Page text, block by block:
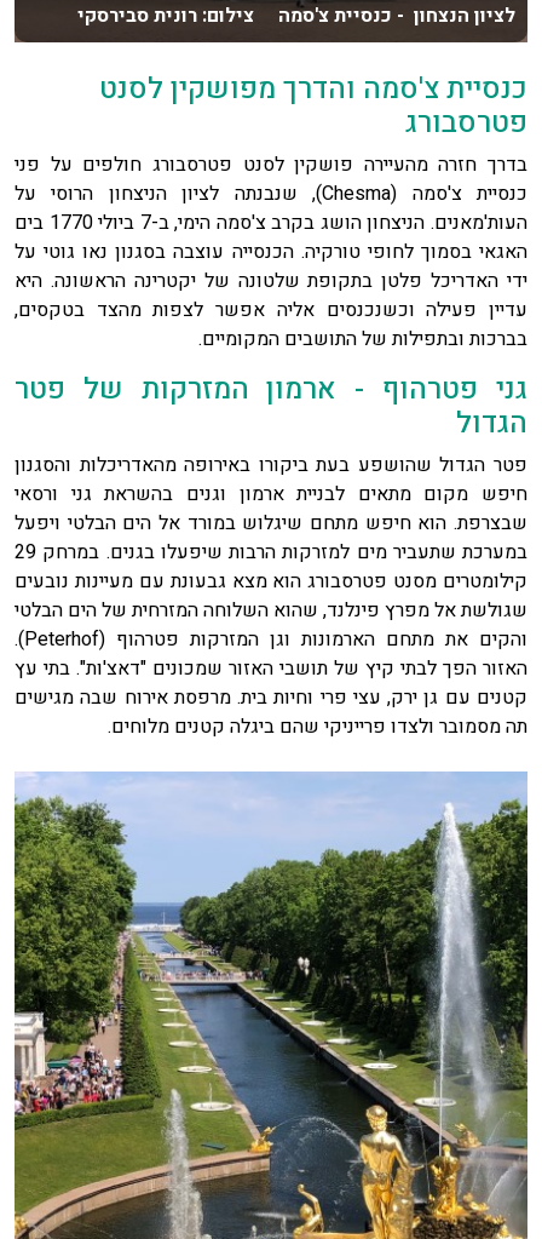
לציון הנצחון - כנסיית צ'סמה צילום: רונית סבירסקי
כנסיית צ'סמה והדרך מפושקין לסנט
פטרסבורג
בדרך חזרה מהעיירה פושקין לסנט פטרסבורג חולפים על פני
כנסיית צ'סמה (Chesma), שנבנתה לציון הניצחון הרוסי על
העות'מאנים. הניצחון הושג בקרב צ'סמה הימי, ב-7 ביולי 1770 בים
האגאי בסמוך לחופי טורקיה. הכנסייה עוצבה בסגנון נאו גוטי על
ידי האדריכל פלטן בתקופת שלטונה של יקטרינה הראשונה. היא
עדיין פעילה וכשנכנסים אליה אפשר לצפות מהצד בטקסים,
בברכות ובתפילות של התושבים המקומיים.
גני פטרהוף - ארמון המזרקות של פטר
הגדול
פטר הגדול שהושפע בעת ביקורו באירופה מהאדריכלות והסגנון
חיפש מקום מתאים לבניית ארמון וגנים בהשראת גני ורסאי
שבצרפת. הוא חיפש מתחם שיגלוש במורד אל הים הבלטי ויפעל
במערכת שתעביר מים למזרקות הרבות שיפעלו בגנים. במרחק 29
קילומטרים מסנט פטרסבורג הוא מצא גבעונת עם מעיינות נובעים
שגולשת אל מפרץ פינלנד, שהוא השלוחה המזרחית של הים הבלטי
והקים את מתחם הארמונות וגן המזרקות פטרהוף (Peterhof).
האזור הפך לבתי קיץ של תושבי האזור שמכונים "דאצ'ות". בתי עץ
קטנים עם גן ירק, עצי פרי וחיות בית. מרפסת אירוח שבה מגישים
תה מסמובר ולצדו פרייניקי שהם ביגלה קטנים מלוחים.